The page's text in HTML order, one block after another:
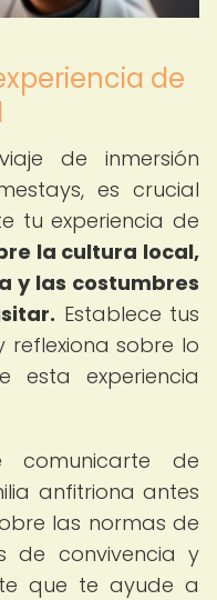
de
de inmersión
es crucial
tu experiencia de
la cultura local,
y las costumbres
Establece tus
reflexiona sobre lo
esta experiencia
comunicarte de
anfitriona antes
las normas de
de convivencia y
que te ayude a